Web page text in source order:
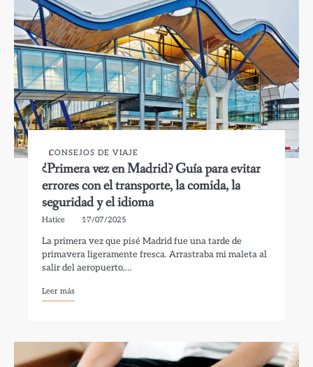
CONSEJOS DE VIAJE
¿Primera vez en Madrid? Guía para evitar
errores con el transporte, la comida, la
seguridad y el idioma
Hatice 17/07/2025
La primera vez que pisé Madrid fue una tarde de
primavera ligeramente fresca. Arrastraba mi maleta al
salir del aeropuerto,…
Leer más